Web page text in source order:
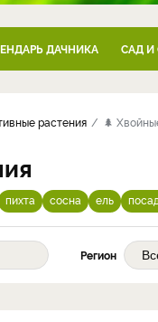
ДАЧНИКА САД И
растения 🌲
пихта сосна ель
Регион